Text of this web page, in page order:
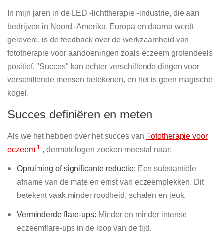
In mijn jaren in de LED -lichttherapie -industrie, die aan
bedrijven in Noord -Amerika, Europa en daarna wordt
geleverd, is de feedback over de werkzaamheid van
fototherapie voor aandoeningen zoals eczeem grotendeels
positief. "Succes" kan echter verschillende dingen voor
verschillende mensen betekenen, en het is geen magische
kogel.
Succes definiëren en meten
Als we het hebben over het succes van Fototherapie voor
eczeem 1 , dermatologen zoeken meestal naar:
Opruiming of significante reductie: Een substantiële
afname van de mate en ernst van eczeemplekken. Dit
betekent vaak minder roodheid, schalen en jeuk.
Verminderde flare-ups: Minder en minder intense
eczeemflare-ups in de loop van de tijd.